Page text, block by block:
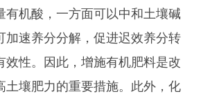
有机酸，一方面可以中和土壤碱
加速养分分解，促进迟效养分转
效性。因此，增施有机肥料是改
土壤肥力的重要措施。此外，化